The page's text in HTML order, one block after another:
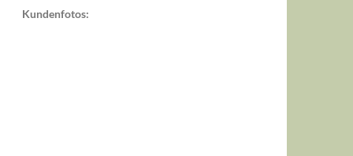
Kundenfotos: